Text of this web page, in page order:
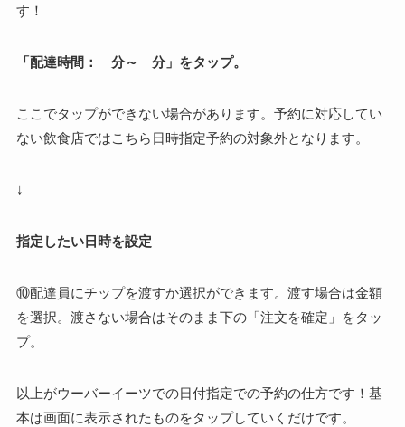
す！
「配達時間： 分～ 分」をタップ。
ここでタップができない場合があります。 予約に対応してい
ない飲食店ではこちら日時指定予約の対象外となります。
↓
指定したい日時を設定
⑩配達員にチップを渡すか選択ができます。渡す場合は金額
を選択。渡さない場合はそのまま下の「注文を確定」をタッ
プ。
以上がウーバーイーツでの日付指定での予約の仕方です！基
本は画面に表示されたものをタップしていくだけです。